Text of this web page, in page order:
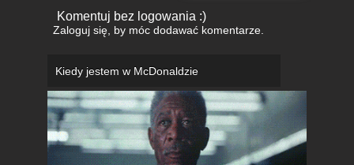
Komentuj bez logowania :)
Zaloguj się, by móc dodawać komentarze.
Kiedy jestem w McDonaldzie